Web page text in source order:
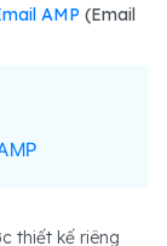
AMP (Email
thiết kế riêng